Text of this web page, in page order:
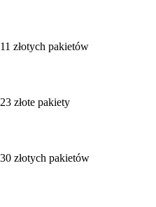
11 złotych pakietów
23 złote pakiety
30 złotych pakietów